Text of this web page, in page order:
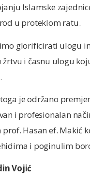
Islamske
u proteklom ratu.
glorificirati ulogu
žrtvu i časnu ulogu
je održano
i profesionalan
Hasan ef. Makić
i poginulim
Vojić